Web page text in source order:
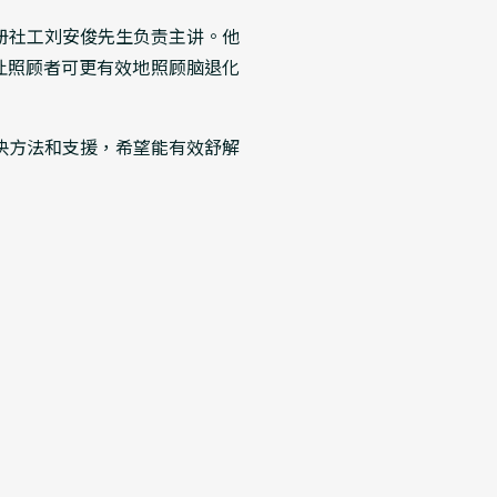
社工刘安俊先生负责主讲。他
顾者可更有效地照顾脑退化
方法和支援，希望能有效舒解